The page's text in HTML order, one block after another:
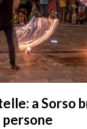
a Sorso
persone